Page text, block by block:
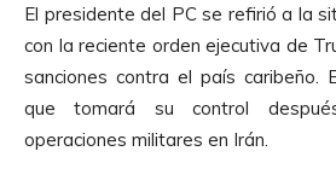
o
d
u
c
t
El presidente del PC se refirió a la
con la reciente orden ejecutiva de
sanciones contra el país caribeño.
que tomará su control
operaciones militares en Irán.